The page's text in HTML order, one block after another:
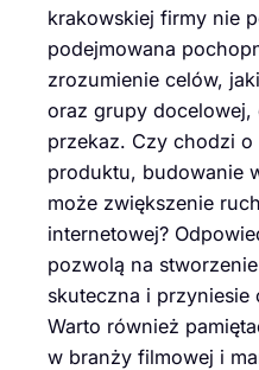
krakowskiej firmy nie
podejmowana
zrozumienie celów,
oraz grupy docelowej,
przekaz. Czy chodzi
produktu, budowanie
może zwiększenie
internetowej?
pozwolą na
skuteczna i przyniesie
Warto również
w branży filmowej i